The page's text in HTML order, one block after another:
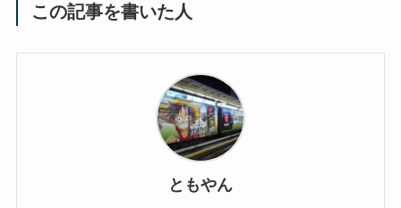
この記事を書いた人
ともやん